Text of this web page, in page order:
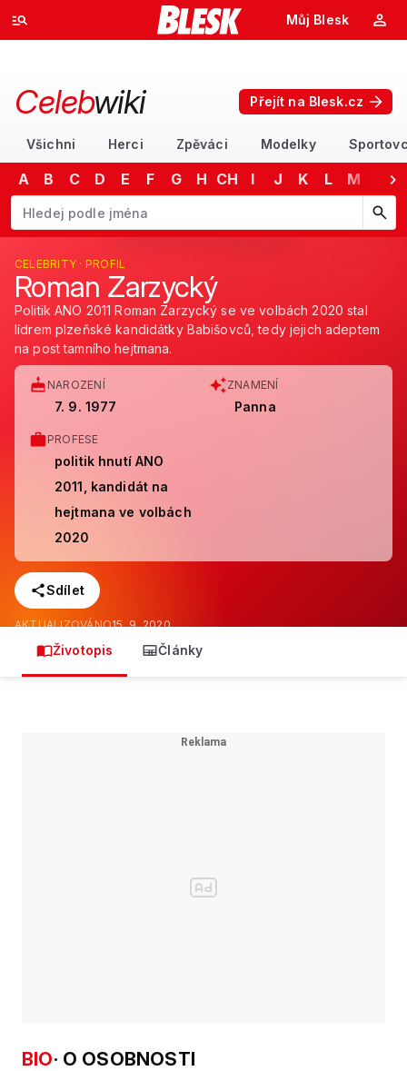
Můj Blesk
Celebwiki Přejít na Blesk.cz
Všichni Herci Zpěváci Modelky
A B C D E F G H CH I J K L M
Začněte psát jméno. Šipkami dolů a nahoru procházejte návrhy,
CELEBRITY · PROFIL
Roman Zarzycký
Politik ANO 2011 Roman Zarzycký se ve volbách 2020 stal
lídrem plzeňské kandidátky Babišovců, tedy jejich adeptem
na post tamního hejtmana.
NAROZENÍ
7. 9. 1977
ZNAMENÍ
Panna
PROFESE
politik hnutí ANO
2011, kandidát na
hejtmana ve volbách
2020
Sdílet
AKTUALIZOVÁNO15. 9. 2020
Životopis Články
BIO· O OSOBNOSTI